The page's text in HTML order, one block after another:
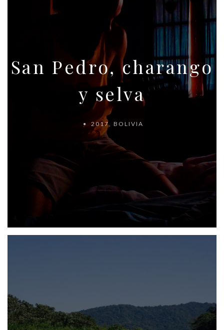
San Pedro, charango
y selva
2017, BOLIVIA